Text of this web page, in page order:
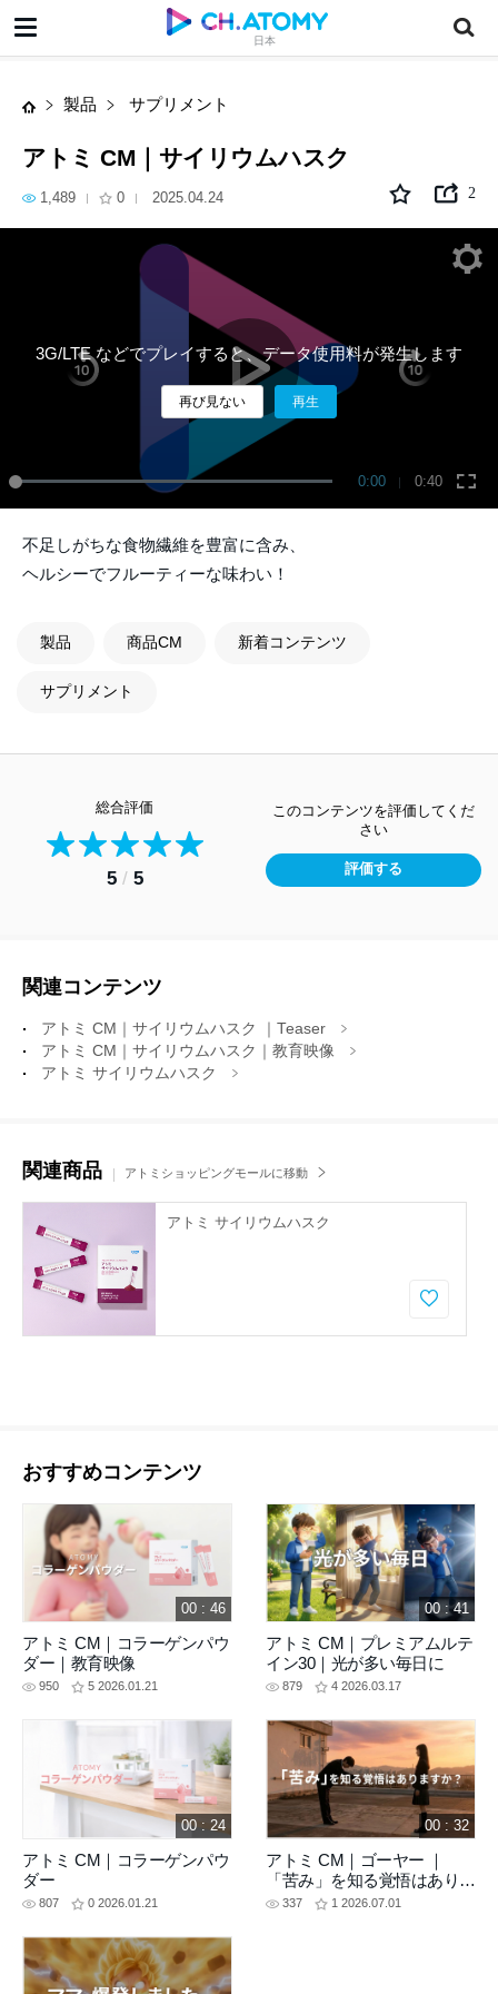
日本
アトミ CM｜サイリウムハスク
製品 サプリメント
アトミ CM｜サイリウムハスク
1,489 0 2025.04.24 2
0:00 0:40
3G/LTE などでプレイすると、データ使用料が発生します
再び見ない 再生
不足しがちな食物繊維を豊富に含み、
ヘルシーでフルーティーな味わい！
製品 商品CM 新着コンテンツ
サプリメント
総合評価
5/ 5
このコンテンツを評価してくだ
さい
評価する
関連コンテンツ
アトミ CM｜サイリウムハスク ｜Teaser
アトミ CM｜サイリウムハスク｜教育映像
アトミ サイリウムハスク
関連商品 アトミショッピングモールに移動
アトミ サイリウムハスク
おすすめコンテンツ
アトミ CM｜コラーゲンパウ
ダー｜教育映像
950 5 2026.01.21
00 : 46
アトミ CM｜プレミアムルテ
イン30｜光が多い毎日に
879 4 2026.03.17
00 : 41
アトミ CM｜コラーゲンパウ
ダー
807 0 2026.01.21
00 : 24
アトミ CM｜ゴーヤー ｜
「苦み」を知る覚悟はありま
すか？
337 1 2026.07.01
00 : 32